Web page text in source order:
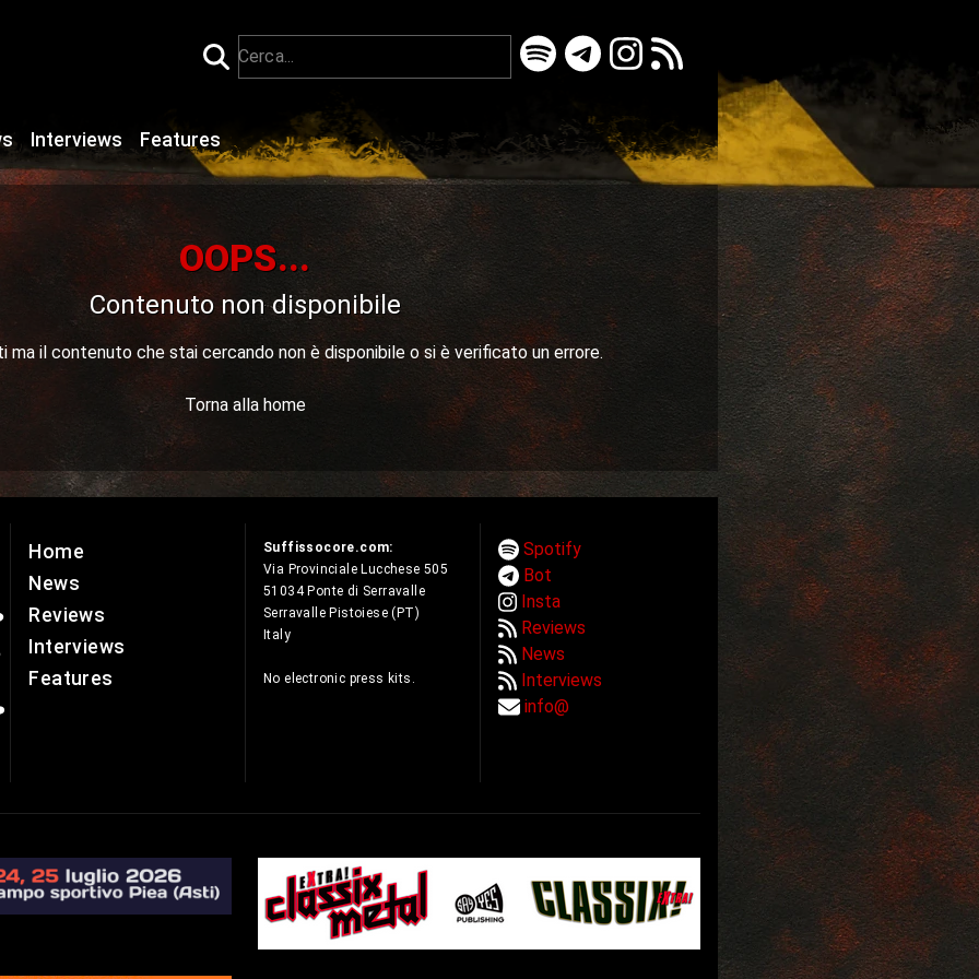
Interviews Features
OOPS...
Contenuto non disponibile
ma il contenuto che stai cercando non è disponibile o si è verificato un errore.
Torna alla home
Home
News
Reviews
Interviews
Features
Suffissocore.com:
Via Provinciale Lucchese 505
51034 Ponte di Serravalle
Serravalle Pistoiese (PT)
Italy
No electronic press kits.
Spotify
Bot
Insta
Reviews
News
Interviews
info@